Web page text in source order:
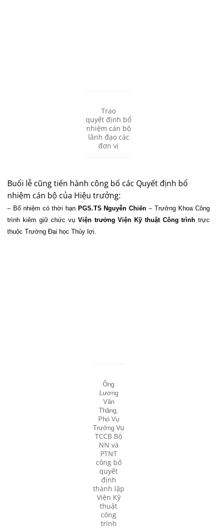
Trao
quyết định bổ
nhiệm cán bộ
lãnh đạo các
đơn vị
Buổi lễ cũng tiến hành công bố các Quyết định bổ
nhiệm cán bộ của Hiệu trưởng:
– Bổ nhiệm có thời hạn PGS.TS Nguyễn Chiến – Trưởng Khoa Công
trình kiêm giữ chức vụ Viện trưởng Viện Kỹ thuật Công trình trực
thuộc Trường Đại học Thủy lợi.
Ông
Lương
Văn
Thăng,
Phó Vụ
TrưởngVụ
TCCB Bộ
NN và
PTNT
công bố
quyết
định
thành lập
Viện Kỹ
thuật
công
trình